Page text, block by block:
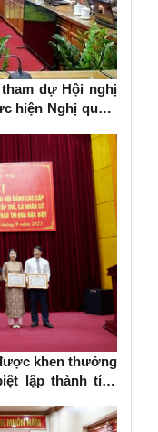
dự Hội nghị
hiện Nghị quyết
khen thưởng
lập thành tích